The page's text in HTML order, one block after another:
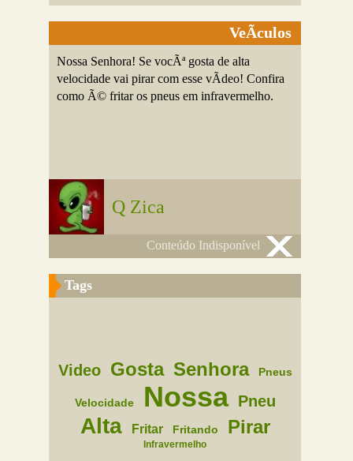
VeÃ­culos
Nossa Senhora! Se vocÃª gosta de alta
velocidade vai pirar com esse vÃ­deo! Confira
como Ã© fritar os pneus em infravermelho.
Q Zica
Conteúdo Indisponível
Tags
Video Gosta Senhora Pneus
Velocidade Nossa Pneu
Alta Fritar Fritando Pirar
Infravermelho